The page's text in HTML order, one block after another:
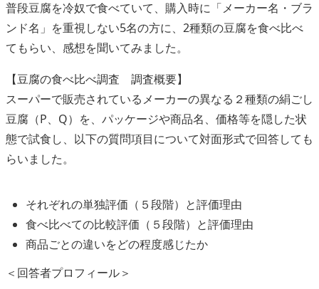
普段豆腐を冷奴で食べていて、購入時に「メーカー名・ブラ
ンド名」を重視しない5名の方に、2種類の豆腐を食べ比べ
てもらい、感想を聞いてみました。
【豆腐の食べ比べ調査 調査概要】
スーパーで販売されているメーカーの異なる２種類の絹ごし
豆腐（P、Q）を、パッケージや商品名、価格等を隠した状
態で試食し、以下の質問項目について対面形式で回答しても
らいました。
それぞれの単独評価（５段階）と評価理由
食べ比べての比較評価（５段階）と評価理由
商品ごとの違いをどの程度感じたか
＜回答者プロフィール＞